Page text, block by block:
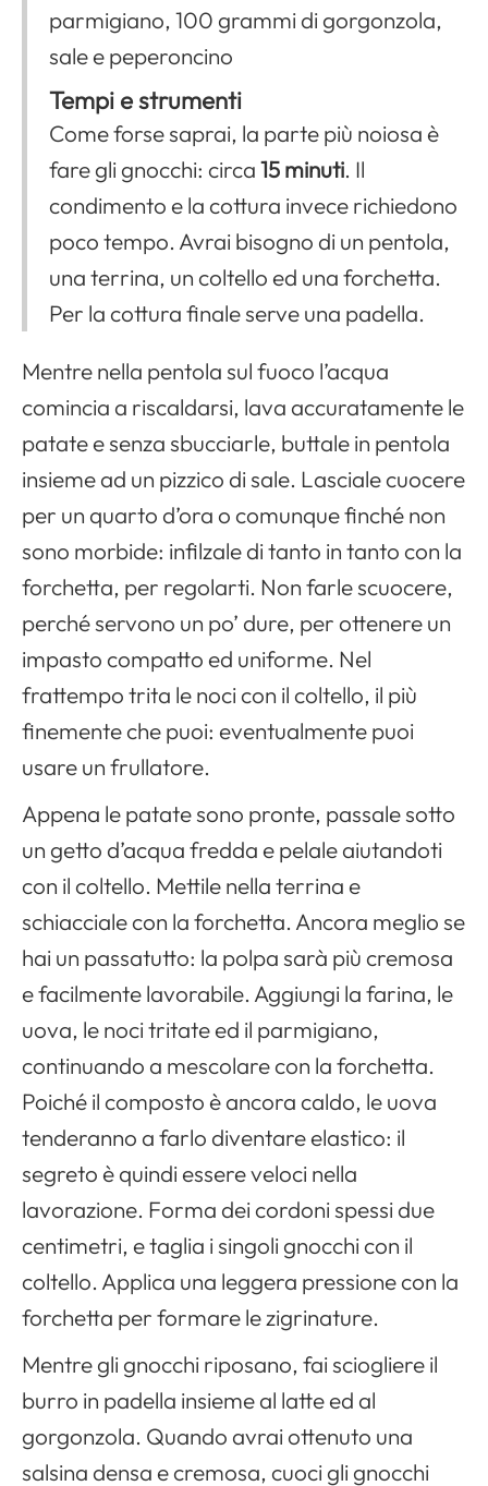
parmigiano, 100 grammi di gorgonzola,
sale e peperoncino
Tempi e strumenti
Come forse saprai, la parte più noiosa è
fare gli gnocchi: circa15 minuti. Il
condimento e la cottura invece richiedono
poco tempo. Avrai bisogno di un pentola,
una terrina, un coltello ed una forchetta.
Per la cottura finale serve una padella.
Mentre nella pentola sul fuoco l’acqua
comincia a riscaldarsi, lava accuratamente le
patate e senza sbucciarle, buttale in pentola
insieme ad un pizzico di sale. Lasciale cuocere
per un quarto d’ora o comunque finché non
sono morbide: infilzale di tanto in tanto con la
forchetta, per regolarti. Non farle scuocere,
perché servono un po’ dure, per ottenere un
impasto compatto ed uniforme. Nel
frattempo trita le noci con il coltello, il più
finemente che puoi: eventualmente puoi
usare un frullatore.
Appena le patate sono pronte, passale sotto
un getto d’acqua fredda e pelale aiutandoti
con il coltello. Mettile nella terrina e
schiacciale con la forchetta. Ancora meglio se
hai un passatutto: la polpa sarà più cremosa
e facilmente lavorabile. Aggiungi la farina, le
uova, le noci tritate ed il parmigiano,
continuando a mescolare con la forchetta.
Poiché il composto è ancora caldo, le uova
tenderanno a farlo diventare elastico: il
segreto è quindi essere veloci nella
lavorazione. Forma dei cordoni spessi due
centimetri, e taglia i singoli gnocchi con il
coltello. Applica una leggera pressione con la
forchetta per formare le zigrinature.
Mentre gli gnocchi riposano, fai sciogliere il
burro in padella insieme al latte ed al
gorgonzola. Quando avrai ottenuto una
salsina densa e cremosa, cuoci gli gnocchi